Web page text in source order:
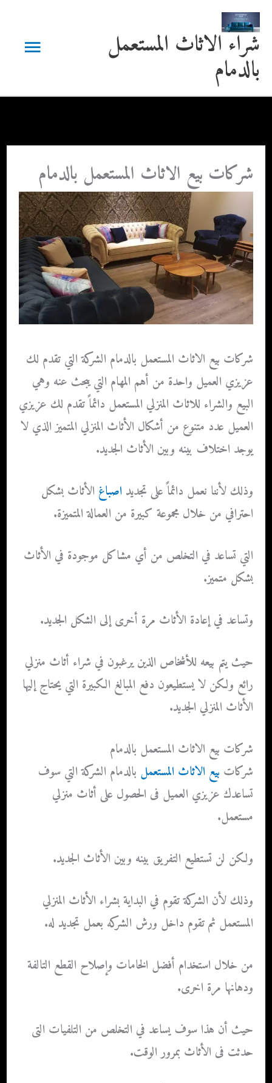
تخطي
المحتوىشراء الاثاث المستعمل
بالدمام
القائمة
شركات بيع الاثاث المستعمل بالدمام
شركات بيع الاثاث المستعمل بالدمام الشركة التي تقدم لك
عزيزي العميل واحدة من أهم المهام التي يبحث عنه وهي
البيع والشراء للاثاث المنزلي المستعمل دائماً تقدم لك عزيزي
العميل عدد متنوع من أشكال الأثاث المنزلي المتميز الذي لا
يوجد اختلاف بينه وبين الأثاث الجديد.
وذلك لأننا نعمل دائماً على تجديد اصباغ الأثاث بشكل
احترافي من خلال مجموعة كبيرة من العمالة المتميزة.
التي تساعد في التخلص من أي مشاكل موجودة في الأثاث
بشكل متميز.
وتساعد في إعادة الأثاث مرة أخرى إلى الشكل الجديد.
حيث يتم بيعه للأشخاص الذين يرغبون في شراء أثاث منزلي
رائع ولكن لا يستطيعون دفع المبالغ الكبيرة التي يحتاج إليها
الأثاث المنزلي الجديد.
شركات بيع الاثاث المستعمل بالدمام
شركات بيع الاثاث المستعمل بالدمام الشركة التي سوف
تساعدك عزيزي العميل فى الحصول على أثاث منزلي
مستعمل.
ولكن لن تستطيع التفريق بينه وبين الأثاث الجديد.
وذلك لأن الشركة تقوم في البداية بشراء الأثاث المنزلي
المستعمل ثم تقوم داخل ورش الشركه بعمل تجديد له.
من خلال استخدام أفضل الخامات وإصلاح القطع التالفة
ودهانها مرة اخرى.
حيث أن هذا سوف يساعد في التخلص من التلفيات التى
حدثت فى الأثاث بمرور الوقت.